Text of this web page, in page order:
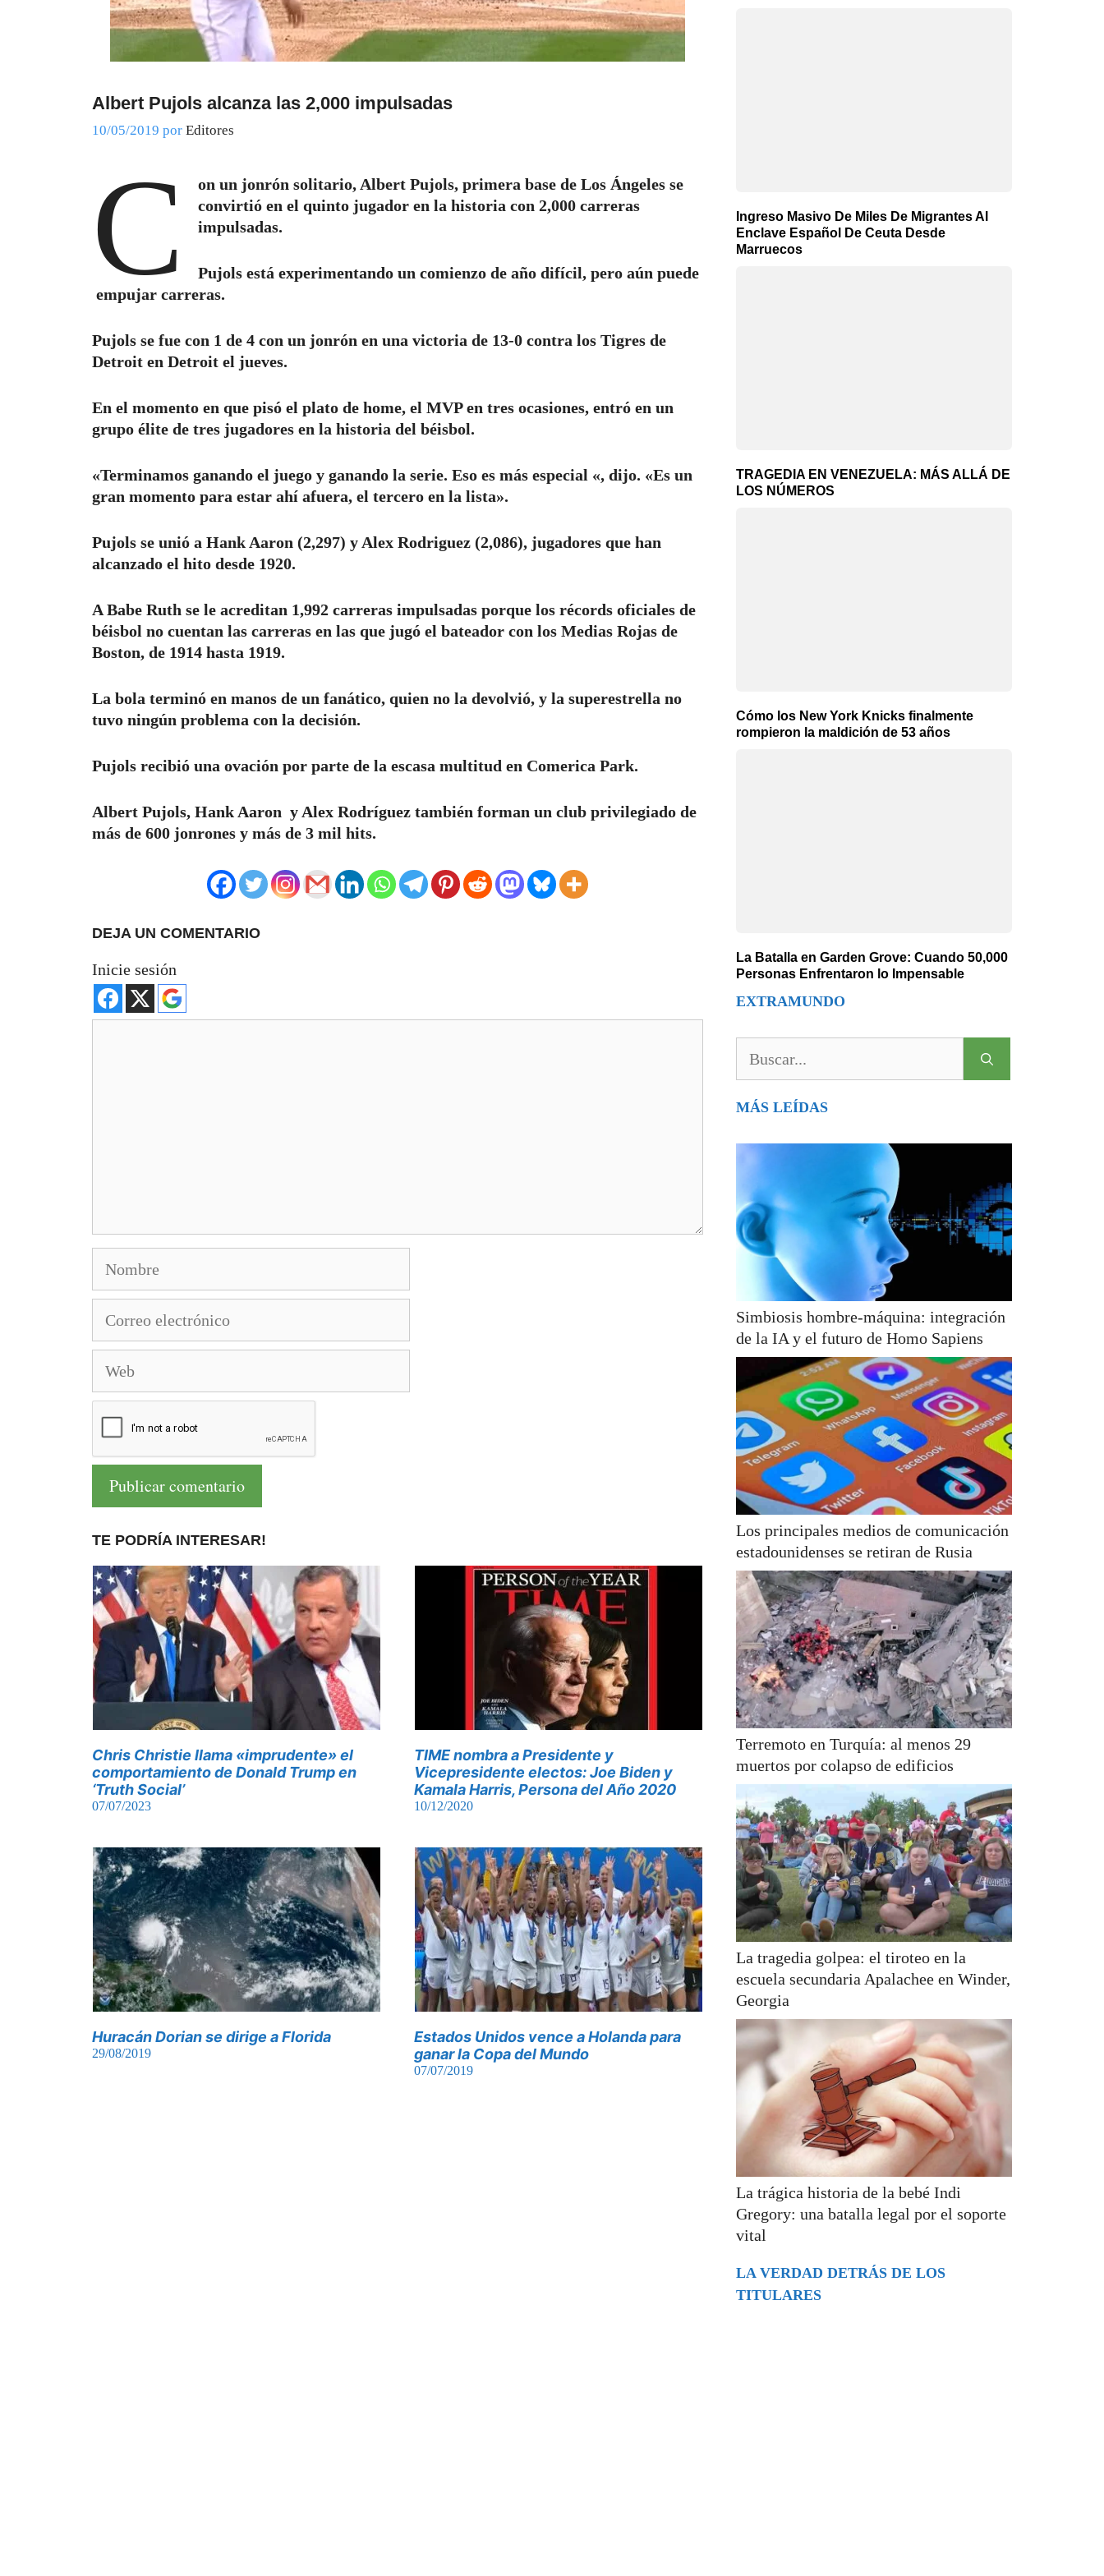
Albert Pujols alcanza las 2,000 impulsadas
10/05/2019 por Editores
C
on un jonrón solitario, Albert Pujols, primera base de Los Ángeles se
convirtió en el quinto jugador en la historia con 2,000 carreras
impulsadas.
Pujols está experimentando un comienzo de año difícil, pero aún puede
empujar carreras.
Pujols se fue con 1 de 4 con un jonrón en una victoria de 13-0 contra los Tigres de
Detroit en Detroit el jueves.
En el momento en que pisó el plato de home, el MVP en tres ocasiones, entró en un
grupo élite de tres jugadores en la historia del béisbol.
«Terminamos ganando el juego y ganando la serie. Eso es más especial «, dijo. «Es un
gran momento para estar ahí afuera, el tercero en la lista».
Pujols se unió a Hank Aaron (2,297) y Alex Rodriguez (2,086), jugadores que han
alcanzado el hito desde 1920.
A Babe Ruth se le acreditan 1,992 carreras impulsadas porque los récords oficiales de
béisbol no cuentan las carreras en las que jugó el bateador con los Medias Rojas de
Boston, de 1914 hasta 1919.
La bola terminó en manos de un fanático, quien no la devolvió, y la superestrella no
tuvo ningún problema con la decisión.
Pujols recibió una ovación por parte de la escasa multitud en Comerica Park.
Albert Pujols, Hank Aaron y Alex Rodríguez también forman un club privilegiado de
más de 600 jonrones y más de 3 mil hits.
DEJA UN COMENTARIO
Inicie sesión
electrónico
TE PODRÍA INTERESAR!
Chris Christie llama «imprudente» el
comportamiento de Donald Trump en
‘Truth Social’
07/07/2023
TIME nombra a Presidente y
Vicepresidente electos: Joe Biden y
Kamala Harris, Persona del Año 2020
10/12/2020
Huracán Dorian se dirige a Florida
29/08/2019
Estados Unidos vence a Holanda para
ganar la Copa del Mundo
07/07/2019
Ingreso Masivo De Miles De Migrantes Al
Enclave Español De Ceuta Desde
Marruecos
TRAGEDIA EN VENEZUELA: MÁS ALLÁ DE
LOS NÚMEROS
Cómo los New York Knicks finalmente
rompieron la maldición de 53 años
La Batalla en Garden Grove: Cuando 50,000
Personas Enfrentaron lo Impensable
EXTRAMUNDO
MÁS LEÍDAS
Simbiosis hombre-máquina: integración
de la IA y el futuro de Homo Sapiens
Los principales medios de comunicación
estadounidenses se retiran de Rusia
Terremoto en Turquía: al menos 29
muertos por colapso de edificios
La tragedia golpea: el tiroteo en la
escuela secundaria Apalachee en Winder,
Georgia
La trágica historia de la bebé Indi
Gregory: una batalla legal por el soporte
vital
LA VERDAD DETRÁS DE LOS
TITULARES